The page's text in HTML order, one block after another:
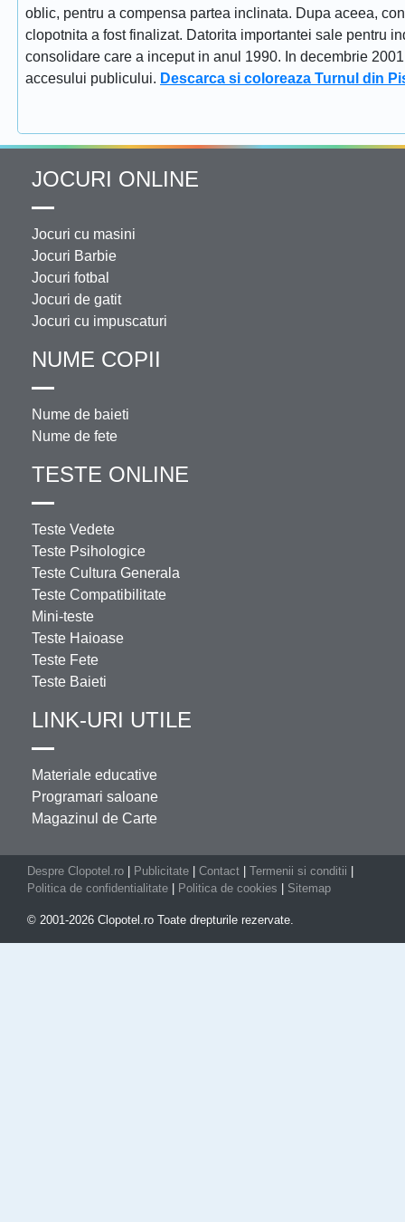
oblic, pentru a compensa partea inclinata. Dupa aceea,
clopotnita a fost finalizat. Datorita importantei sale pentru
consolidare care a inceput in anul 1990. In decembrie
accesului publicului. Descarca si coloreaza Turnul din
JOCURI ONLINE
Jocuri cu masini
Jocuri Barbie
Jocuri fotbal
Jocuri de gatit
Jocuri cu impuscaturi
NUME COPII
Nume de baieti
Nume de fete
TESTE ONLINE
Teste Vedete
Teste Psihologice
Teste Cultura Generala
Teste Compatibilitate
Mini-teste
Teste Haioase
Teste Fete
Teste Baieti
LINK-URI UTILE
Materiale educative
Programari saloane
Magazinul de Carte
Despre Clopotel.ro Publicitate Contact Termenii si conditii
Politica de confidentialitate
Politica de cookies Sitemap
© 2001-2026 Clopotel.ro Toate drepturile rezervate.